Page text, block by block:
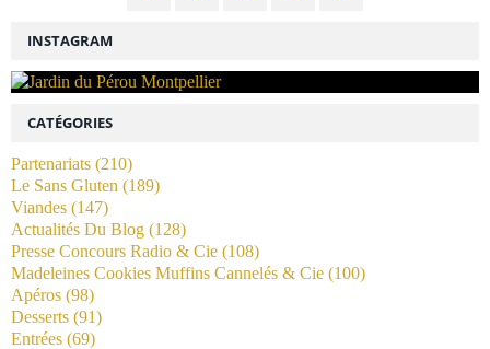
INSTAGRAM
CATÉGORIES
Partenariats (210)
Le Sans Gluten (189)
Viandes (147)
Actualités Du Blog (128)
Presse Concours Radio & Cie (108)
Madeleines Cookies Muffins Cannelés & Cie (100)
Apéros (98)
Desserts (91)
Entrées (69)